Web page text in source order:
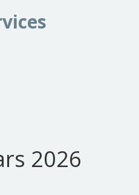
2026